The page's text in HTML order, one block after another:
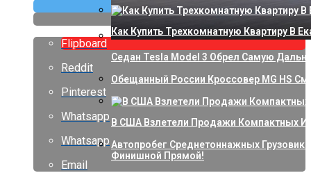
Седан Tesla Model 3 Обрел Самую
Обещанный России Кроссовер MG HS
В США Взлетели Продажи Компактных
Автопробег Среднетоннажных
Финишной Прямой!
Как Купить Трехкомнатную Квартиру В
Flipboard
Reddit
Pinterest
Whatsapp
Whatsapp
Email